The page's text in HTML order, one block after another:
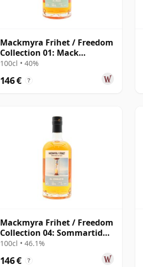
Mackmyra Frihet / Freedom
Collection 01: Mack
Swedish Singl
100cl • 40%
146 € ?
Mackmyra Frihet / Freedom
Collection 04: Sommartid
Swedish
100cl • 46.1%
146 € ?